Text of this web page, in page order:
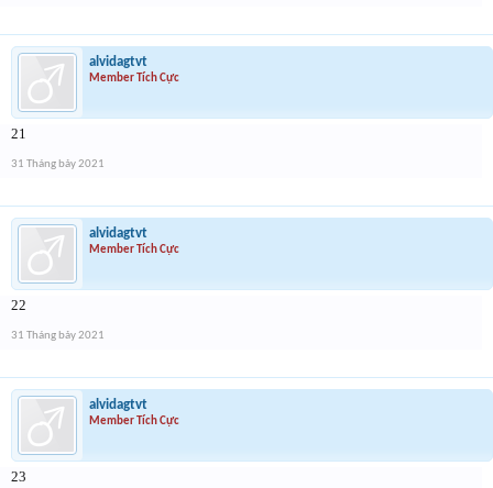
alvidagtvt
Member Tích Cực
21
31 Tháng bảy 2021
alvidagtvt
Member Tích Cực
22
31 Tháng bảy 2021
alvidagtvt
Member Tích Cực
23